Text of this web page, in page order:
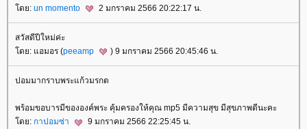
ดย: un momento 2 มกราคม 2566 20:22:17 น.
สวัสดีปีใหม่ค่ะ
ดย: แอมอร (peeamp ) 9 มกราคม 2566 20:45:46 น.
ปอมมากราบพระแก้วมรกต
พร้อมขอบารมีขององค์พระ คุ้มครองให้คุณ mp5 มีความสุข มีสุขภาพดีนะคะ
ดย: กาปอมซ่า 9 มกราคม 2566 22:25:45 น.